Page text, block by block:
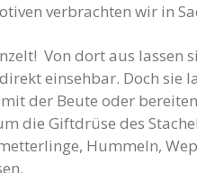
verbrachten wir in
Von dort aus lassen
einsehbar. Doch sie
der Beute oder
die Giftdrüse des
Hummeln,